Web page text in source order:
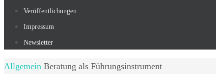
Veröffentlichungen
Impressum
Newsletter
Start
Allgemein Beratung als Führungsinstrument